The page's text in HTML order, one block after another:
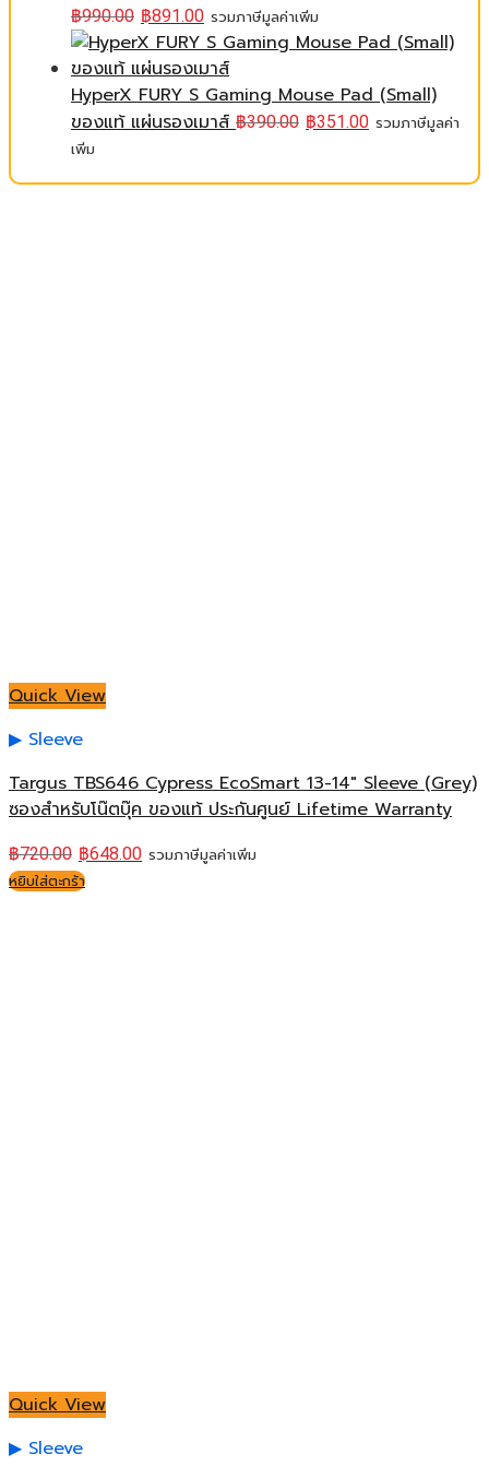
฿990.00 ฿891.00 รวมภาษีมูลค่าเพิ่ม
HyperX FURY S Gaming Mouse Pad (Small)
ของแท้ แผ่นรองเมาส์ ฿390.00 ฿351.00 รวมภาษีมูลค่า
เพิ่ม
Quick View
Sleeve
Targus TBS646 Cypress EcoSmart 13-14″ Sleeve (Grey)
ซองสำหรับโน๊ตบุ๊ค ของแท้ ประกันศูนย์ Lifetime Warranty
฿720.00 ฿648.00 รวมภาษีมูลค่าเพิ่ม
หยิบใส่ตะกร้า
Quick View
Sleeve